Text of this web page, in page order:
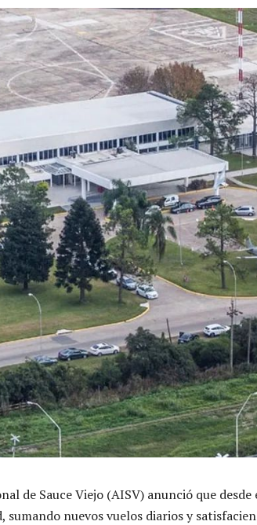
de Sauce Viejo (AISV) anunció que desde
sumando nuevos vuelos diarios y